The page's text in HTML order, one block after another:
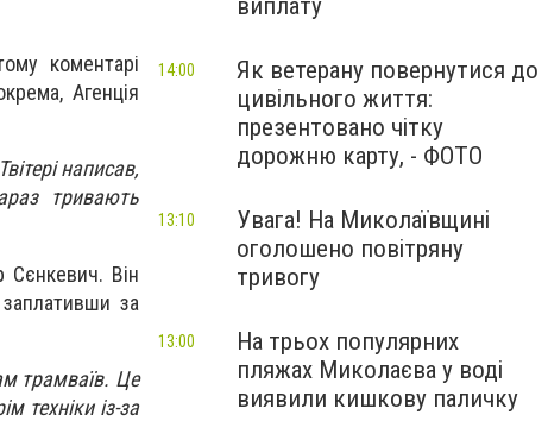
коментарі
Агенція
написав,
тривають
Він
за
трамваїв. Це
техніки із-за
виплату
Як ветерану повернутися до
цивільного життя:
презентовано чітку
дорожню карту, - ФОТО
14:00
Увага! На Миколаївщині
оголошено повітряну
тривогу
13:10
На трьох популярних
пляжах Миколаєва у воді
виявили кишкову паличку
13:00